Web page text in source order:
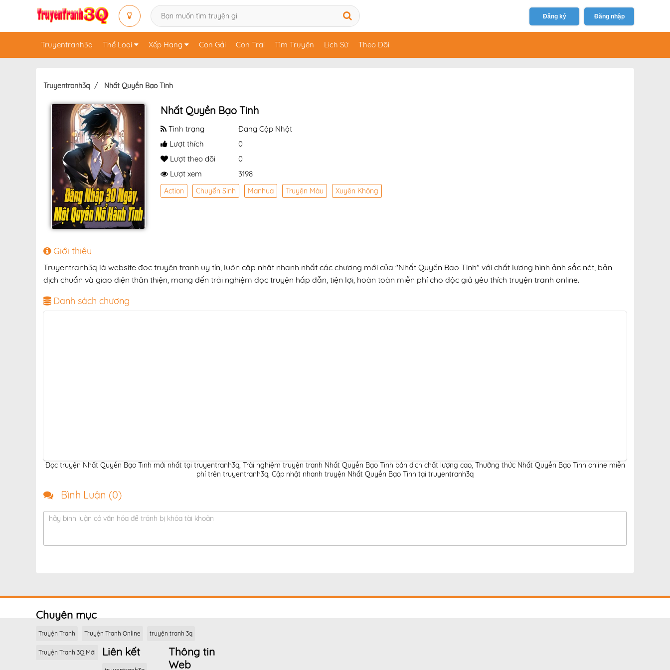
Đăng ký Đăng nhập
Truyentranh3q Thể Loại Xếp Hạng Con Gái Con Trai Tìm Truyện Lịch Sử Theo Dõi
Truyentranh3q Nhất Quyền Bạo Tinh
Nhất Quyền Bạo Tinh
Tình trạng
Đang Cập Nhật
Lượt thích
0
Lượt theo dõi
0
Lượt xem
3198
Action Chuyển Sinh Manhua Truyện Màu Xuyên Không
Giới thiệu
Truyentranh3q là website đọc truyện tranh uy tín, luôn cập nhật nhanh nhất các chương mới của "Nhất Quyền Bạo Tinh" với chất lượng hình ảnh sắc nét, bản
dịch chuẩn và giao diện thân thiện, mang đến trải nghiệm đọc truyện hấp dẫn, tiện lợi, hoàn toàn miễn phí cho độc giả yêu thích truyện tranh online.
Danh sách chương
Đọc truyện Nhất Quyền Bạo Tinh mới nhất tại truyentranh3q, Trải nghiệm truyện tranh Nhất Quyền Bạo Tinh bản dịch chất lượng cao, Thưởng thức Nhất Quyền Bạo Tinh online miễn
phí trên truyentranh3q, Cập nhật nhanh truyện Nhất Quyền Bạo Tinh tại truyentranh3q
Bình Luận (0)
hãy bình luận có văn hóa để tránh bị khóa tài khoản
Chuyên mục
Truyện Tranh Truyện Tranh Online truyện tranh 3q
Truyện Tranh 3Q Mới Liên kết
Thông tin
Web